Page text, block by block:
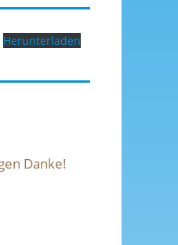
Herunterladen
Danke!